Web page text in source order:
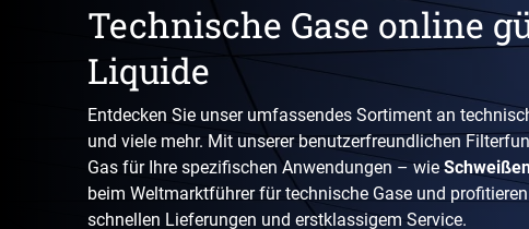
Technische Gase online
Liquide
Entdecken Sie unser umfassendes Sortiment an
und viele mehr. Mit unserer benutzerfreundlichen
Gas für Ihre spezifischen Anwendungen – wie
beim Weltmarktführer für technische Gase und
schnellen Lieferungen und erstklassigem Service.